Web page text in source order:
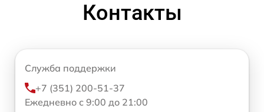
Контакты
Служба поддержки
+7 (351) 200-51-37
Ежедневно с 9:00 до 21:00